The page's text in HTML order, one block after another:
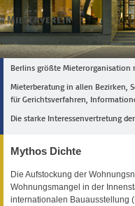
Berlins größte Mieterorganisation
Mieterberatung in allen Bezirken,
für Gerichtsverfahren,
Die starke Interessenvertretung
Mythos Dichte
Die Aufstockung der
Wohnungsmangel in der
internationalen Bauausstellung